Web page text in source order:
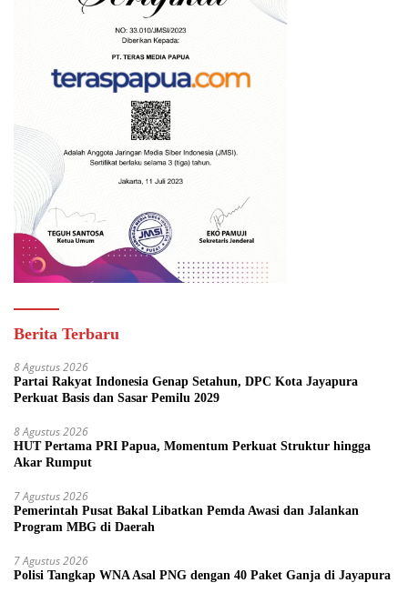
Berita Terbaru
8 Agustus 2026
Partai Rakyat Indonesia Genap Setahun, DPC Kota Jayapura
Perkuat Basis dan Sasar Pemilu 2029
8 Agustus 2026
HUT Pertama PRI Papua, Momentum Perkuat Struktur hingga
Akar Rumput
7 Agustus 2026
Pemerintah Pusat Bakal Libatkan Pemda Awasi dan Jalankan
Program MBG di Daerah
7 Agustus 2026
Polisi Tangkap WNA Asal PNG dengan 40 Paket Ganja di Jayapura